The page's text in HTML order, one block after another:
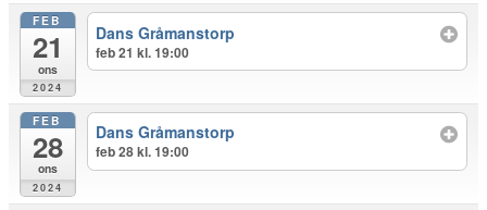
FEB
21
ons
2024
Dans Gråmanstorp
feb 21 kl. 19:00
FEB
28
ons
2024
Dans Gråmanstorp
feb 28 kl. 19:00